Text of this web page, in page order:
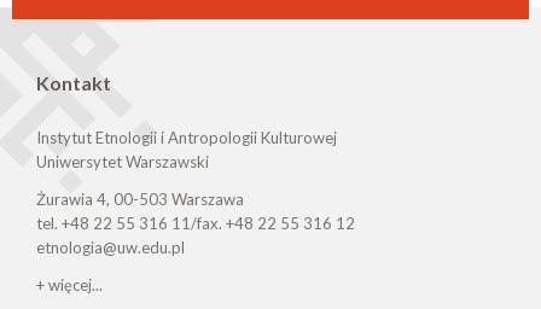
Kontakt
Instytut Etnologii i Antropologii Kulturowej
Uniwersytet Warszawski
Żurawia 4, 00-503 Warszawa
tel. +48 22 55 316 11/fax. +48 22 55 316 12
etnologia@uw.edu.pl
+ więcej...